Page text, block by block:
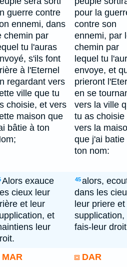
guerre contre
ennemi, dans
chemin par
tu l'auras
s'ils font
à l'Eternel
regardant vers
ville que tu
choisie, et vers
maison que
bâtie à ton
pour la
contre son
ennemi, par
chemin par
lequel tu
envoye, et
prieront
en se
vers la ville
tu as choisie
vers la
que j'ai batie
ton nom:
Alors exauce
cieux leur
et leur
et
leur
45alors,
dans les
leur priere
supplication,
fais-leur
MAR DAR